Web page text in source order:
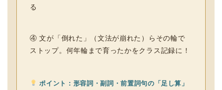
る
④ 文が「倒れた」（文法が崩れた）らその輪で
ストップ。何年輪まで育ったかをクラス記録に！
ポイント：形容詞・副詞・前置詞句の「足し算」